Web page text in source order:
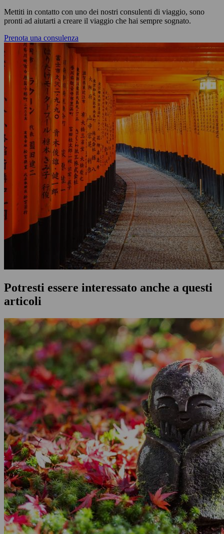
Mettiti in contatto con uno dei nostri consulenti di viaggio, sono
pronti ad aiutarti a creare il viaggio che hai sempre sognato.
Prenota una consulenza
Potresti essere interessato anche a questi
articoli